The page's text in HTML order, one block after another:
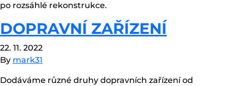
po rozsáhlé rekonstrukce.
DOPRAVNÍ ZAŘÍZENÍ
22. 11. 2022
By mark31
Dodáváme různé druhy dopravních zařízení od